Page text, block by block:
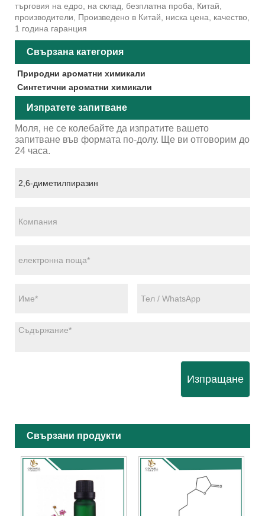
търговия на едро, на склад, безплатна проба, Китай,
производители, Произведено в Китай, ниска цена, качество,
1 година гаранция
Свързана категория
Природни ароматни химикали
Синтетични ароматни химикали
Изпратете запитване
Моля, не се колебайте да изпратите вашето
запитване във формата по-долу. Ще ви отговорим до
24 часа.
Изпращане
Свързани продукти